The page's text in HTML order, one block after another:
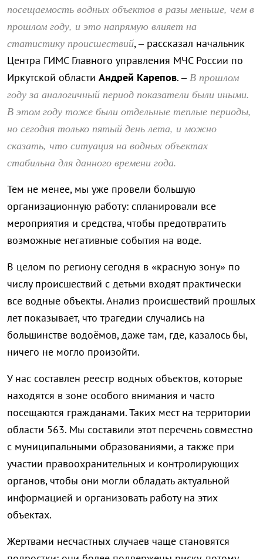
посещаемость водных объектов в разы меньше, чем в
прошлом году, и это напрямую влияет на
статистику происшествий, – рассказал начальник
Центра ГИМС Главного управления МЧС России по
Иркутской области Андрей Карепов. –В прошлом
году за аналогичный период показатели были иными.
В этом году тоже были отдельные теплые периоды,
но сегодня только пятый день лета, и можно
сказать, что ситуация на водных объектах
стабильна для данного времени года.
Тем не менее, мы уже провели большую
организационную работу: спланировали все
мероприятия и средства, чтобы предотвратить
возможные негативные события на воде.
В целом по региону сегодня в «красную зону» по
числу происшествий с детьми входят практически
все водные объекты. Анализ происшествий прошлых
лет показывает, что трагедии случались на
большинстве водоёмов, даже там, где, казалось бы,
ничего не могло произойти.
У нас составлен реестр водных объектов, которые
находятся в зоне особого внимания и часто
посещаются гражданами. Таких мест на территории
области 563. Мы составили этот перечень совместно
с муниципальными образованиями, а также при
участии правоохранительных и контролирующих
органов, чтобы они могли обладать актуальной
информацией и организовать работу на этих
объектах.
Жертвами несчастных случаев чаще становятся